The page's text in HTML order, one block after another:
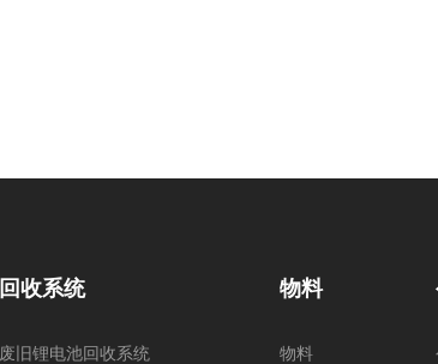
回收系统
废旧锂电池回收系统
物料
物料